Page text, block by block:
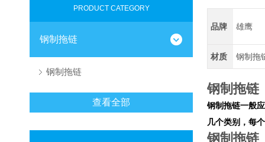
PRODUCT CATEGORY
钢制拖链
钢制拖链
查看全部
品牌 雄鹰
材质 钢制拖
钢制拖链
钢制拖链一般
几个类别，每
钢制拖链